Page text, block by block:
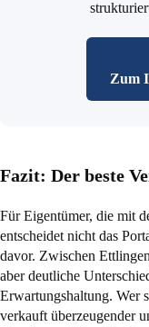
Zum
Fazit: Der beste
Für Eigentümer, die mit
entscheidet nicht das
davor. Zwischen
aber deutliche
Erwartungshaltung. Wer
verkauft überzeugender